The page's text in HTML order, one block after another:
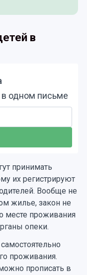
в
в одном письме
принимать
их регистрируют
Вообще не
жилье, закон не
месте проживания
опеки.
проживания.
прописать в